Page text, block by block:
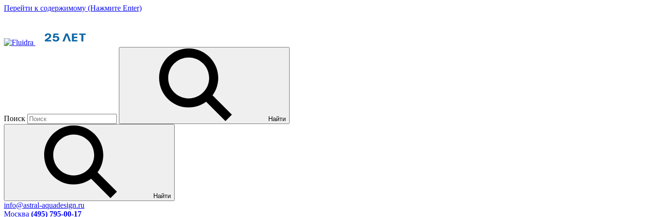
Перейти к содержимому (Нажмите Enter)
Поиск Найти
Найти
info@astral-aquadesign.ru
Москва (495) 795-00-17